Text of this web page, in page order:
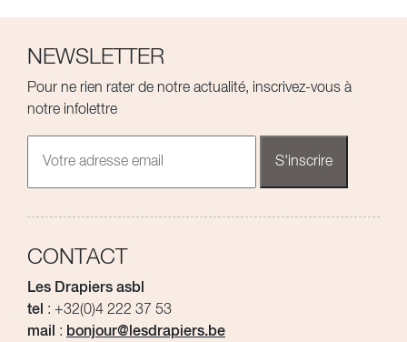
NEWSLETTER
Pour ne rien rater de notre actualité, inscrivez-vous à
notre infolettre
CONTACT
Les Drapiers asbl
tel : +32(0)4 222 37 53
mail
: bonjour@lesdrapiers.be